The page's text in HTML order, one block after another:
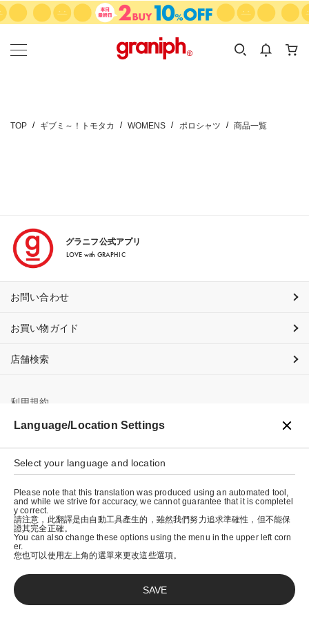
カテゴリーから探す
KIDS
カテゴリ
サイズ
TOP ギブミ～！トモタカ WOMENS ポロシャツ 商品一覧
グラニフ公式アプリ
LOVE with GRAPHIC
お問い合わせ
お買い物ガイド
店舗検索
利用規約
プライバシーポリシー
特定商取引法に基づく表示
会社概要
© graniph inc.
Language/Location Settings
Select your language and location
Please note that this translation was produced using an automated tool,
and while we strive for accuracy, we cannot guarantee that it is completel
y correct.
請注意，此翻譯是由自動工具產生的，雖然我們努力追求準確性，但不能保
證其完全正確。
You can also change these options using the menu in the upper left corn
er.
您也可以使用左上角的選單來更改這些選項。
SAVE